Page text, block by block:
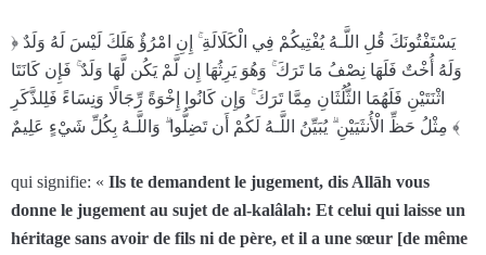
﴿ يَسْتَفْتُونَكَ قُلِ اللَّـهُ يُفْتِيكُمْ فِي الْكَلَالَةِ ۚ إِنِ امْرُ‌ؤٌ هَلَكَ لَيْسَ لَهُ وَلَدٌ
وَلَهُ أُخْتٌ فَلَهَا نِصْفُ مَا تَرَ‌كَ ۚ وَهُوَ يَرِ‌ثُهَا إِن لَّمْ يَكُن لَّهَا وَلَدٌ ۚ فَإِن كَانَتَا
اثْنَتَيْنِ فَلَهُمَا الثُّلُثَانِ مِمَّا تَرَ‌كَ ۚ وَإِن كَانُوا إِخْوَةً رِّ‌جَالًا وَنِسَاءً فَلِلذَّكَرِ‌
مِثْلُ حَظِّ الْأُنثَيَيْنِ ۗ يُبَيِّنُ اللَّـهُ لَكُمْ أَن تَضِلُّوا ۗ وَاللَّـهُ بِكُلِّ شَيْءٍ عَلِيمٌ ﴾
qui signifie: « Ils te demandent le jugement, dis Allāh vous
donne le jugement au sujet de al-kalâlah: Et celui qui laisse un
héritage sans avoir de fils ni de père, et il a une sœur [de même